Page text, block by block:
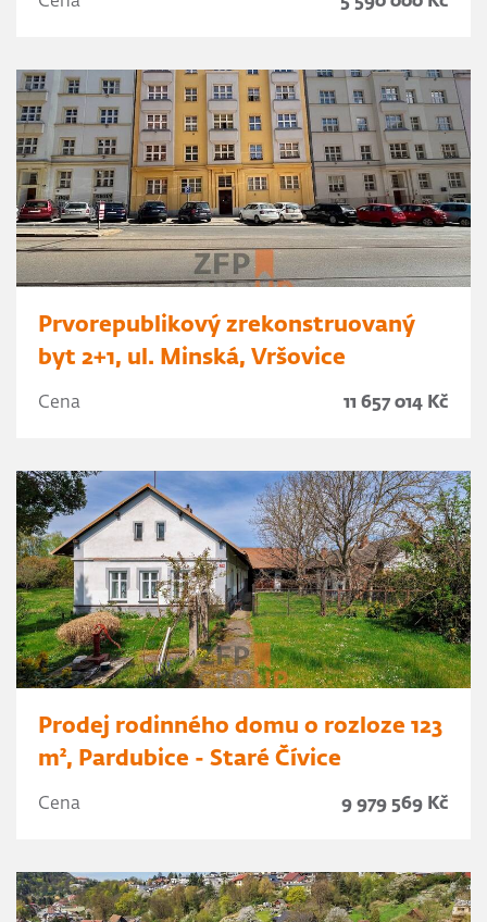
Prvorepublikový zrekonstruovaný
byt 2+1, ul. Minská, Vršovice
Cena 11 657 014 Kč
Prodej rodinného domu o rozloze 123
m², Pardubice - Staré Čívice
Cena 9 979 569 Kč